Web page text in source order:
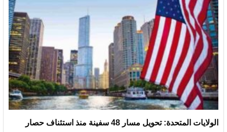
الولايات المتحدة: تحويل مسار 48 سفينة منذ استئناف حصار